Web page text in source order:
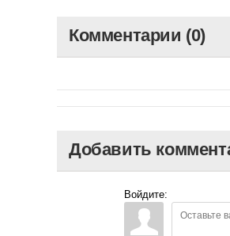
Комментарии (0)
Добавить
Войдите: